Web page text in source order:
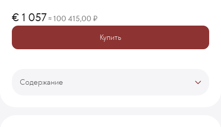
Купить
1 057≈ 100 415,00
Содержание